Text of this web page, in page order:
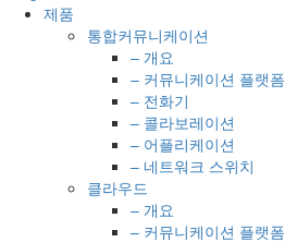
제품
통합커뮤니케이션
– 개요
– 커뮤니케이션 플랫폼
– 전화기
– 콜라보레이션
– 어플리케이션
– 네트워크 스위치
클라우드
– 개요
– 커뮤니케이션 플랫폼